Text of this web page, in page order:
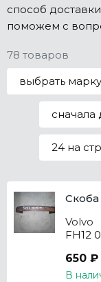
способ
поможем с
78 товаров
выбрать марку
24 на
Volvo
FH12
650 ₽
В